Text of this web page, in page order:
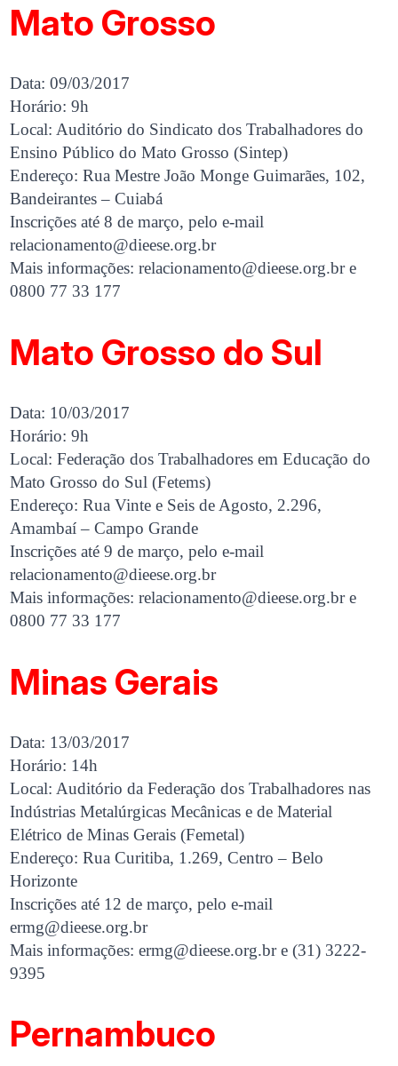
Mato Grosso
Data: 09/03/2017
Horário: 9h
Local: Auditório do Sindicato dos Trabalhadores do
Ensino Público do Mato Grosso (Sintep)
Endereço: Rua Mestre João Monge Guimarães, 102,
Bandeirantes – Cuiabá
Inscrições até 8 de março, pelo e-mail
relacionamento@dieese.org.br
Mais informações:relacionamento@dieese.org.bre
0800 77 33 177
Mato Grosso do Sul
Data: 10/03/2017
Horário: 9h
Local: Federação dos Trabalhadores em Educação do
Mato Grosso do Sul (Fetems)
Endereço: Rua Vinte e Seis de Agosto, 2.296,
Amambaí – Campo Grande
Inscrições até 9 de março, pelo e-mail
relacionamento@dieese.org.br
Mais informações:relacionamento@dieese.org.bre
0800 77 33 177
Minas Gerais
Data: 13/03/2017
Horário: 14h
Local: Auditório da Federação dos Trabalhadores nas
Indústrias Metalúrgicas Mecânicas e de Material
Elétrico de Minas Gerais (Femetal)
Endereço: Rua Curitiba, 1.269, Centro – Belo
Horizonte
Inscrições até 12 de março, pelo e-mail
ermg@dieese.org.br
Mais informações:ermg@dieese.org.bre (31) 3222-
9395
Pernambuco